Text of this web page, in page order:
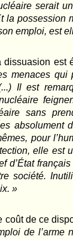
serait
la possession
emploi, est
dissuasion est
menaces
Il est
sans
absolument
pour
elle est
d’État
société.
»
coût de ce
de l’arme